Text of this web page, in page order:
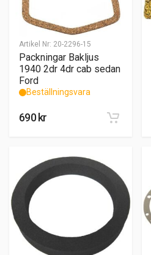
Artikel Nr: 20-2296-15
Packningar Bakljus
1940 2dr 4dr cab sedan
Ford
Beställningsvara
690kr